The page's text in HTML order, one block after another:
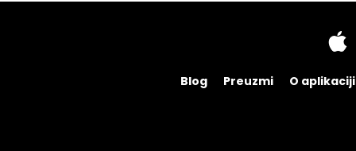
Blog Preuzmi O aplikaciji